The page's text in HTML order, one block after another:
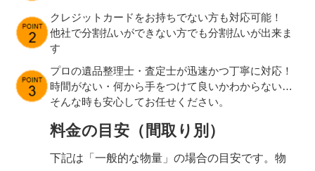
クレジットカードをお持ちでない方も対応可能！
他社で分割払いができない方でも分割払いが出来ま
す
プロの遺品整理士・査定士が迅速かつ丁寧に対応！
時間がない・何から手をつけて良いかわからない…
そんな時も安心してお任せください。
料金の目安（間取り別）
下記は「一般的な物量」の場合の目安です。物